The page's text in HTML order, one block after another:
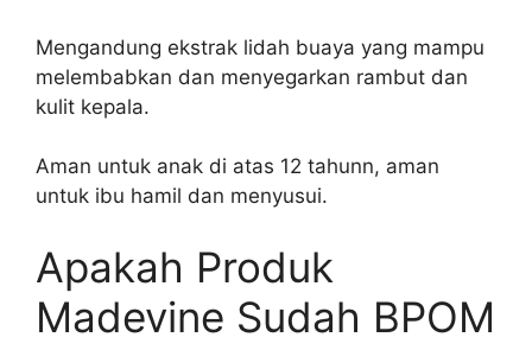
Mengandung ekstrak lidah buaya yang mampu
melembabkan dan menyegarkan rambut dan
kulit kepala.
Aman untuk anak di atas 12 tahunn, aman
untuk ibu hamil dan menyusui.
Apakah Produk
Madevine Sudah BPOM